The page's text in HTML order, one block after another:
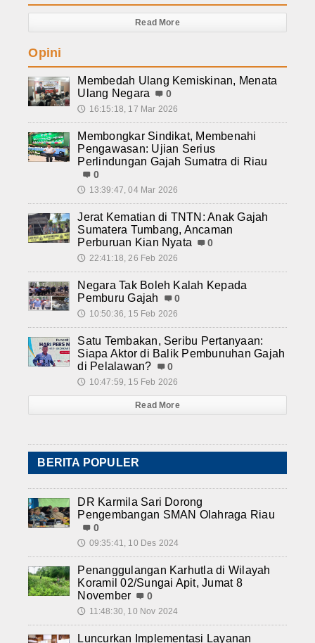
Read More
Opini
Membedah Ulang Kemiskinan, Menata
Ulang Negara
0
🕔 16:15:18, 17 Mar 2026
Membongkar Sindikat, Membenahi
Pengawasan: Ujian Serius
Perlindungan Gajah Sumatra di Riau
0
🕔 13:39:47, 04 Mar 2026
Jerat Kematian di TNTN: Anak Gajah
Sumatera Tumbang, Ancaman
Perburuan Kian Nyata
0
🕔 22:41:18, 26 Feb 2026
Negara Tak Boleh Kalah Kepada
Pemburu Gajah
0
🕔 10:50:36, 15 Feb 2026
Satu Tembakan, Seribu Pertanyaan:
Siapa Aktor di Balik Pembunuhan Gajah
di Pelalawan?
0
🕔 10:47:59, 15 Feb 2026
Read More
BERITA POPULER
DR Karmila Sari Dorong
Pengembangan SMAN Olahraga Riau
0
🕔 09:35:41, 10 Des 2024
Penanggulangan Karhutla di Wilayah
Koramil 02/Sungai Apit, Jumat 8
November
0
🕔 11:48:30, 10 Nov 2024
Luncurkan Implementasi Layanan